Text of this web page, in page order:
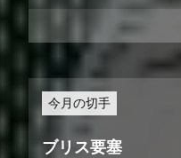
今月の切手
ブリス要塞